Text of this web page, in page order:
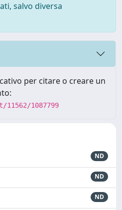
salvo diversa
per citare o creare un
1087799
ND
ND
ND